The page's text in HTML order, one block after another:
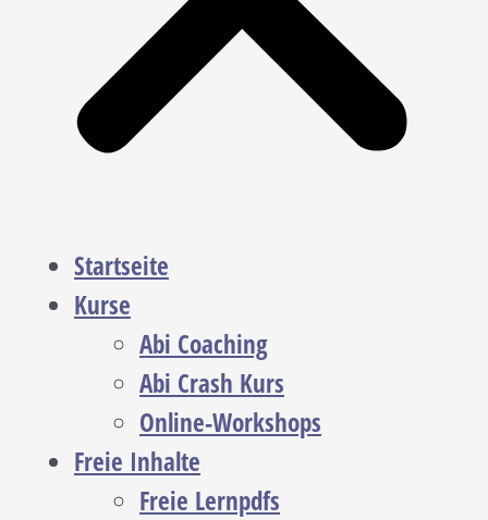
Startseite
Kurse
Abi Coaching
Abi Crash Kurs
Online-Workshops
Freie Inhalte
Freie Lernpdfs